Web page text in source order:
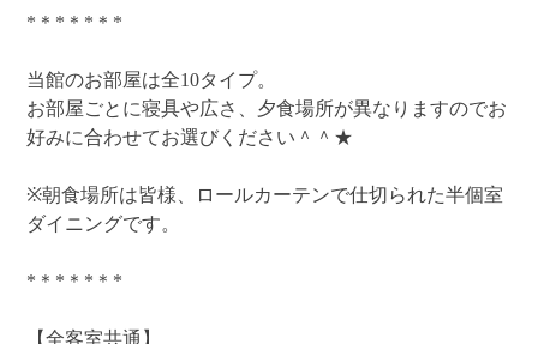
*＊*＊*＊*
当館のお部屋は全10タイプ。
お部屋ごとに寝具や広さ、夕食場所が異なりますのでお
好みに合わせてお選びください＾＾★
※朝食場所は皆様、ロールカーテンで仕切られた半個室
ダイニングです。
*＊*＊*＊*
【全客室共通】